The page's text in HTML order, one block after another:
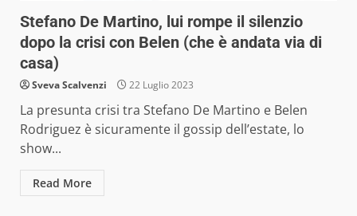
Stefano De Martino, lui rompe il silenzio
dopo la crisi con Belen (che è andata via di
casa)
Sveva Scalvenzi 22 Luglio 2023
La presunta crisi tra Stefano De Martino e Belen
Rodriguez è sicuramente il gossip dell’estate, lo
show...
Read More